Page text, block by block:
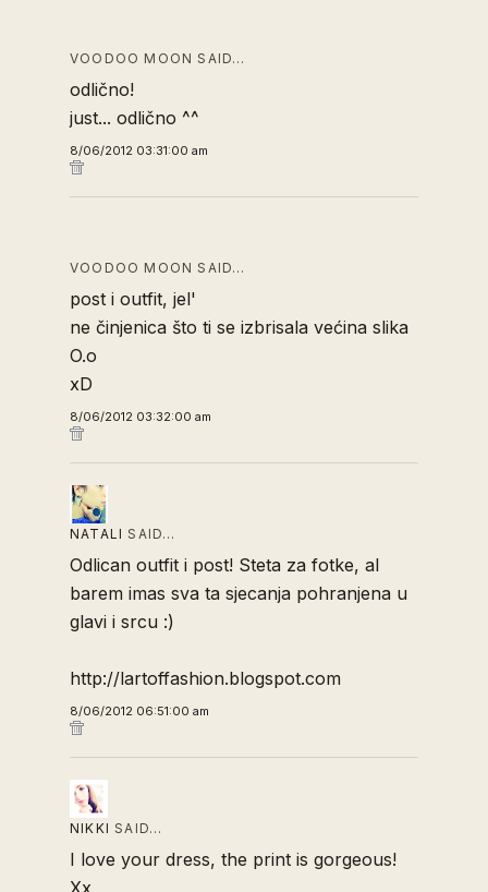
VOODOO MOON SAID…
odlično!
just... odlično ^^
8/06/2012 03:31:00 am
VOODOO MOON SAID…
post i outfit, jel'
ne činjenica što ti se izbrisala većina slika
O.o
xD
8/06/2012 03:32:00 am
NATALI SAID…
Odlican outfit i post! Steta za fotke, al
barem imas sva ta sjecanja pohranjena u
glavi i srcu :)
http://lartoffashion.blogspot.com
8/06/2012 06:51:00 am
NIKKI SAID…
I love your dress, the print is gorgeous!
Xx